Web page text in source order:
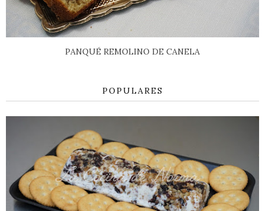
PANQUÉ REMOLINO DE CANELA
POPULARES